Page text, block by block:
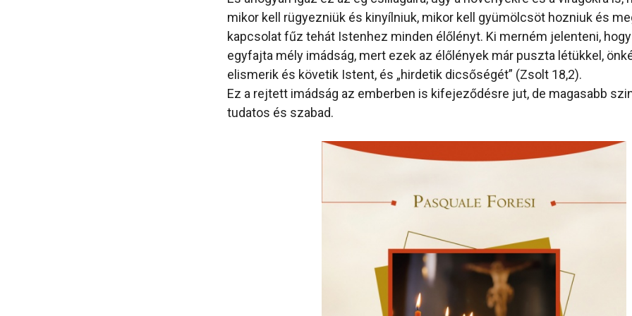
mikor kell rügyezniük és kinyílniuk, mikor kell gyümölcsöt hozniuk és
kapcsolat fűz tehát Istenhez minden élőlényt. Ki merném jelenteni,
egyfajta mély imádság, mert ezek az élőlények már puszta létükkel,
elismerik és követik Istent, és „hirdetik dicsőségét” (Zsolt 18,2).
Ez a rejtett imádság az emberben is kifejeződésre jut, de magasabb
tudatos és szabad.